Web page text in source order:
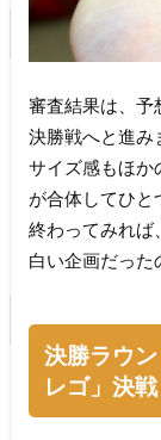
審査結果は、予
決勝戦へと進み
サイズ感もほか
が合体してひと
終わってみれば
白い企画だった
決勝ラウ
レゴ」決戦